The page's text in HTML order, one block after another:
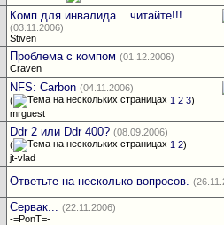
Комп для инвалида... читайте!!!
(03.11.2006)
Stiven
Проблема с компом (01.12.2006)
Craven
NFS: Carbon (04.11.2006)
(
1 2 3)
mrguest
Ddr 2 или Ddr 400? (08.09.2006)
(
1 2)
jt-vlad
Ответьте на несколько вопросов.
Сервак... (22.11.2006)
-=PonT=-